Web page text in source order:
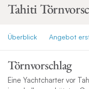
Tahiti
Überblick Angebot
Törnvorschlag
Eine Yachtcharter vor